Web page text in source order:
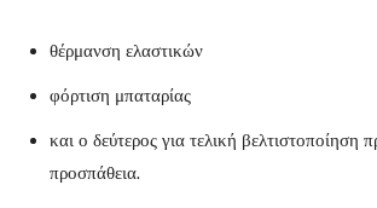
θέρμανση ελαστικών
φόρτιση μπαταρίας
και ο δεύτερος για τελική βελτιστοποίηση
προσπάθεια.